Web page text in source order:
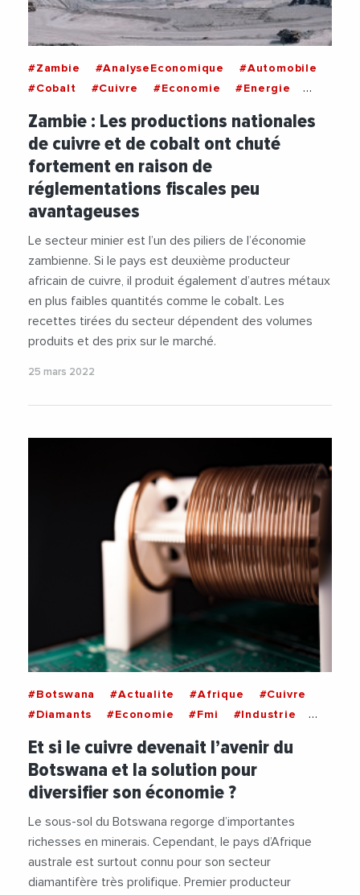
#Zambie #AnalyseEconomique
#Automobile
#Cobalt
#Cuivre #Economie
#Energie
#TransitionEnergetique
#Vehicule
Zambie : Les productions nationales
de cuivre et de cobalt ont chuté
fortement en raison de
réglementations fiscales peu
avantageuses
Le secteur minier est l’un des piliers de l’économie
zambienne. Si le pays est deuxième producteur
africain de cuivre, il produit également d’autres métaux
en plus faibles quantités comme le cobalt. Les
recettes tirées du secteur dépendent des volumes
produits et des prix sur le marché.
25 mars 2022
#Botswana #Actualite #Afrique
#Cuivre
#Diamants
#Economie #Fmi
#Industrie
Et si le cuivre devenait l’avenir du
Botswana et la solution pour
diversifier son économie ?
Le sous-sol du Botswana regorge d’importantes
richesses en minerais. Cependant, le pays d’Afrique
australe est surtout connu pour son secteur
diamantifère très prolifique. Premier producteur